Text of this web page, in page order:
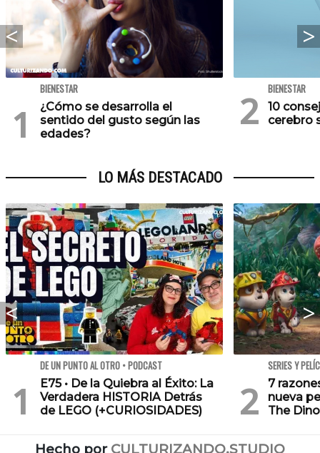
BIENESTAR
¿Cómo se desarrolla el
sentido del gusto según las
edades?
BIENESTAR
10
cerebro
LO MÁS DESTACADO
DE UN PUNTO AL OTRO • PODCAST
E75 • De la Quiebra al Éxito: La
Verdadera HISTORIA Detrás
de LEGO (+CURIOSIDADES)
SERIES Y
7
nueva
The
Hecho por CULTURIZANDO.STUDIO